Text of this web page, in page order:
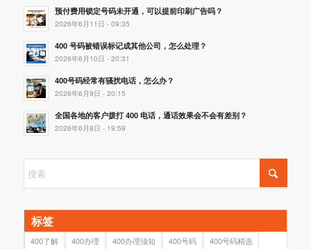
预付费用锁定号码未开通，可以提前印刷广告吗？
2026年6月11日 - 09:35
400 号码被错误标记成其他公司，怎么处理？
2026年6月10日 - 20:31
400号码经常有骚扰电话，怎么办？
2026年6月9日 - 20:15
全国各地的客户拨打 400 电话，通话效果会不会有差别？
2026年6月8日 - 19:59
标签
400了解 400办理 400办理须知 400号码
400号码精选